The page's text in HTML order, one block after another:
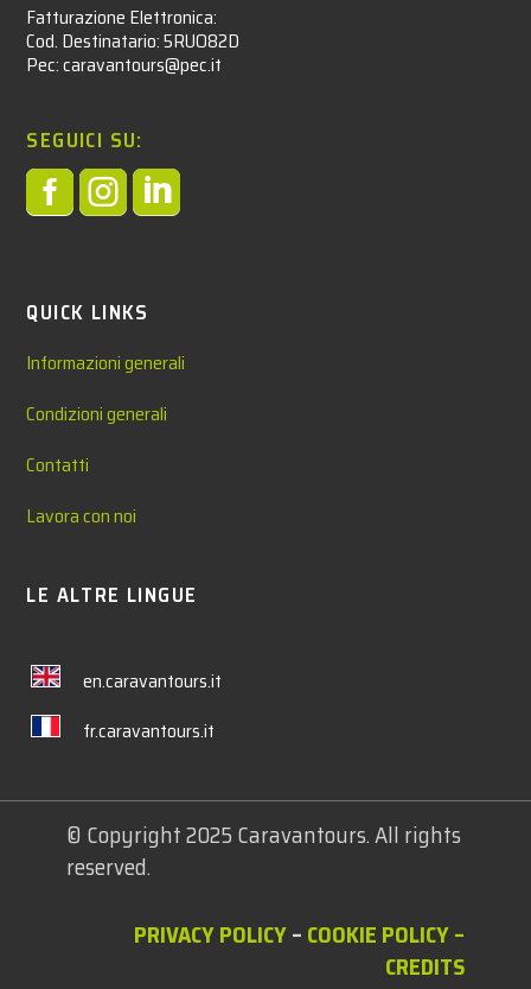
Fatturazione Elettronica:
Cod. Destinatario: 5RUO82D
Pec: caravantours@pec.it
SEGUICI SU:

QUICK LINKS
Informazioni generali
Condizioni generali
Contatti
Lavora con noi
LE ALTRE LINGUE
en.caravantours.it
fr.caravantours.it
© Copyright 2025 Caravantours. All rights
reserved.
PRIVACY POLICY– COOKIE POLICY–
CREDITS